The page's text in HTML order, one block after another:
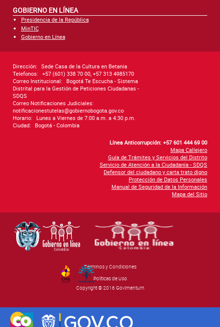
GOBIERNO EN LÍNEA
Presidencia de la República
MinTIC
Gobierno en Línea
Dirección: Sede Casa de la Cultura en Betania
Telefonos: +57 (601) 338 70 00, +57 313 4985170
Correo Institucional:
Bogotá Te Escucha - Sistema
Distrital para la Gestión de Peticiones Ciudadanas -
SDQS
Correo Notificaciones Judiciales:
notificacionestutelas@gobiernobogota.gov.co
Horario:
Lunes a Viernes de 7:00 a.m. a 4:30 p.m.
Ciudad:
Bogotá - Colombia
Línea Anticorrupción: +57 601 444 69 00
Mapa Callejero
Guía de Trámites y Servicios del Distrito
Servicio de Atención a la Ciudadanía - SDQS
Defensor del ciudadano y carta trato digno
Protección de Datos Personales
Manual de Seguridad de la Información
Mapa del Sitio
Términos y Condiciones
Políticas de Uso
Copyright © 2016 Govimentum
By Govimentum